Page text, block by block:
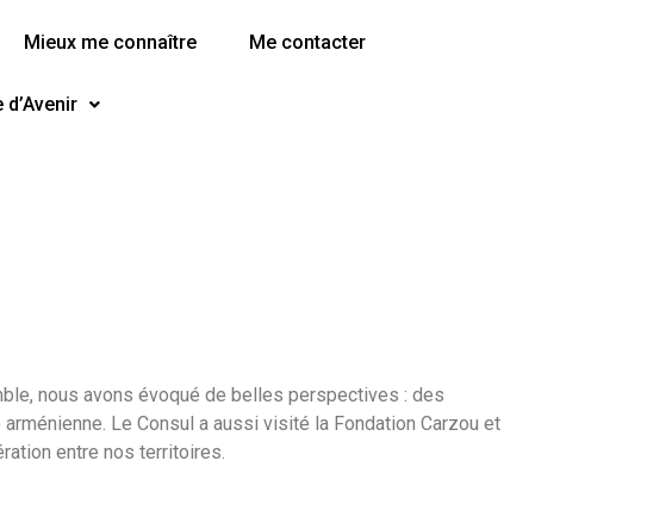
Mieux me connaître Me contacter
nous avons évoqué de belles perspectives : des
Le Consul a aussi visité la Fondation Carzou et
entre nos territoires.